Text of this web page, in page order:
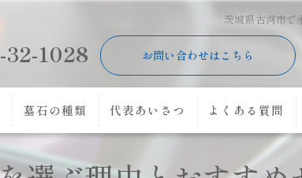
茨城県古河市で
32-1028 お問い合わせはこちら
墓石の種類 代表あいさつ よくある質問